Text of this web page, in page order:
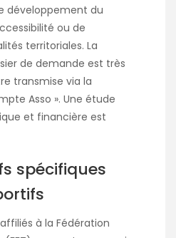
développement du
ou de
territoriales. La
de demande est très
transmise via la
Asso ». Une étude
et financière est
spécifiques
à la Fédération